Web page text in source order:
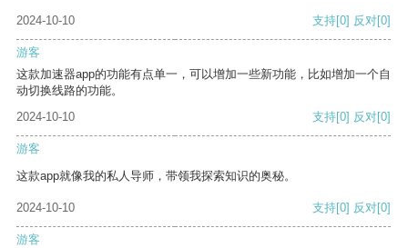
2024-10-10 支持[0] 反对[0]
游客
这款加速器app的功能有点单一，可以增加一些新功能，比如增加一个自
动切换线路的功能。
2024-10-10
支持[0] 反对[0]
游客
这款app就像我的私人导师，带领我探索知识的奥秘。
2024-10-10 支持[0] 反对[0]
游客